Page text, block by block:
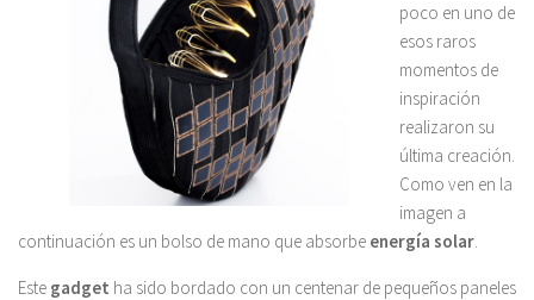
poco en uno de
esos raros
momentos de
inspiración
realizaron su
última creación.
Como ven en la
imagen a
continuación es un bolso de mano que absorbe energía solar.
Este gadget ha sido bordado con un centenar de pequeños paneles